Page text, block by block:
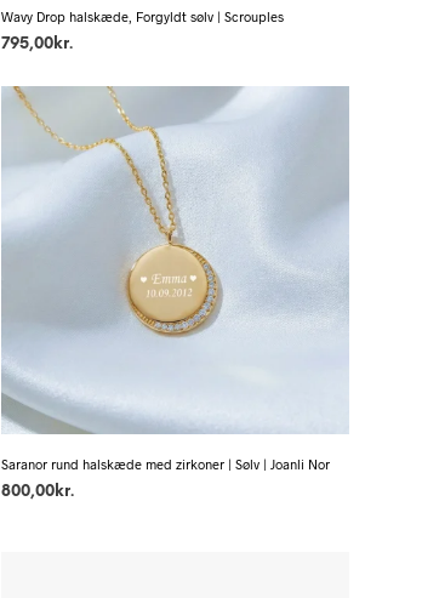
Wavy Drop halskæde, Forgyldt sølv | Scrouples
795,00kr.
Saranor rund halskæde med zirkoner | Sølv | Joanli Nor
800,00kr.